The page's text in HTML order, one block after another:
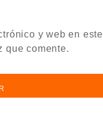
y web en este
que comente.